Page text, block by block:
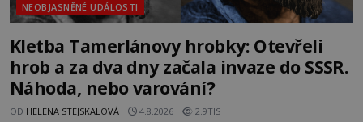
NEOBJASNĚNÉ UDÁLOSTI
Kletba Tamerlánovy hrobky: Otevřeli
hrob a za dva dny začala invaze do SSSR.
Náhoda, nebo varování?
OD HELENA STEJSKALOVÁ 4.8.2026 2.9TIS